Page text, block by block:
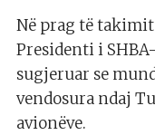
Në prag të
Presidenti i
sugjeruar se
vendosura ndaj
avionëve.